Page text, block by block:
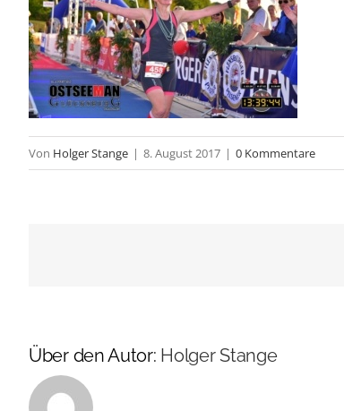
Von Holger Stange | 8. August 2017 | 0 Kommentare
Über den Autor: Holger Stange